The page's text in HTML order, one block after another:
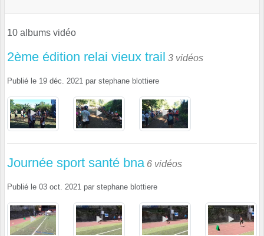
10 albums vidéo
2ème édition relai vieux trail 3 vidéos
Publié le 19 déc. 2021 par stephane blottiere
Journée sport santé bna 6 vidéos
Publié le 03 oct. 2021 par stephane blottiere